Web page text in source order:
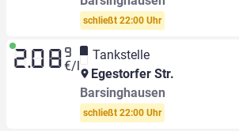
schließt 22:00 Uhr
2.08 9
€/l
Tankstelle
Egestorfer Str.
Barsinghausen
schließt 22:00 Uhr